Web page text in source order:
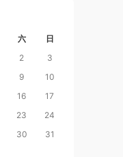
六
日
2
3
9
10
16
17
23
24
30 31